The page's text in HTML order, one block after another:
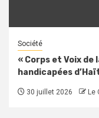
Société
« Corps et Voix de
handicapées
30 juillet 2026 Le